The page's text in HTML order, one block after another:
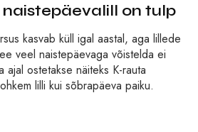
on tulp
kasvab küll igal aastal, aga lillede
veel naistepäevaga võistelda ei
ostetakse näiteks K-rauta
lilli kui sõbrapäeva paiku.